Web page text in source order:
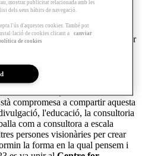
sentir-nos segurs,
entorns adequats ens poden
d'aquestes qualitats en
com un mecanisme per
persisteixen al món.
efectes de l'arquitectura sobre el
identitat psicològica i el sentit de
una visió àmplia sobre com el
compromesa a compartir aquesta
l'educació, la consultoria
com a consultora a escala
persones visionàries per crear
la forma en la qual pensem i
mostrar publicitat relacionada amb les
dels seus hàbits de navegació.
l'ús d'aquestes cookies. També pot
de cookies clicant a
canviar
de cookies